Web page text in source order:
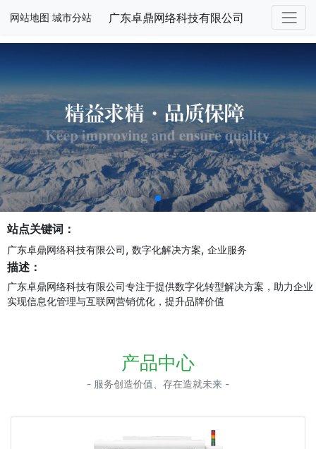
网站地图 城市分站 广东卓鼎网络科技有限公司
站点关键词：
广东卓鼎网络科技有限公司, 数字化解决方案, 企业服务
描述：
广东卓鼎网络科技有限公司专注于提供数字化转型解决方案，助力企业
实现信息化管理与互联网营销优化，提升品牌价值
产品中心
- 服务创造价值、存在造就未来 -